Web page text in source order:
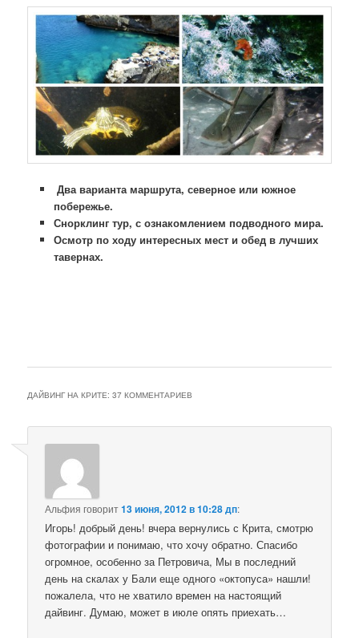
Два варианта маршрута, северное или южное
побережье.
Снорклинг тур, с ознакомлением подводного мира.
Осмотр по ходу интересных мест и обед в лучших
тавернах.
ДАЙВИНГ НА КРИТЕ: 37 КОММЕНТАРИЕВ
Альфия говорит13 июня, 2012 в 10:28 дп:
Игорь! добрый день! вчера вернулись с Крита, смотрю
фотографии и понимаю, что хочу обратно. Спасибо
огромное, особенно за Петровича, Мы в последний
день на скалах у Бали еще одного «октопуса» нашли!
пожалела, что не хватило времен на настоящий
дайвинг. Думаю, может в июле опять приехать…